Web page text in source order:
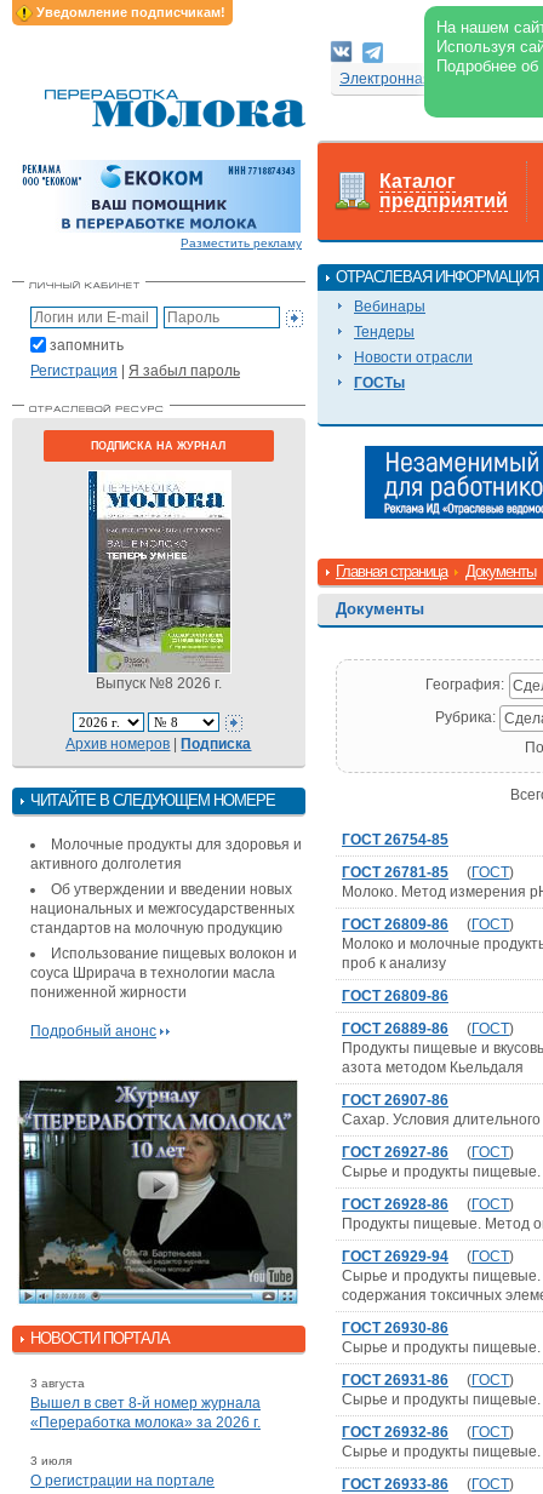
Уведомление подписчикам!
На нашем
Используя
Подробнее
Электронная версия
Разместить рекламу
запомнить
Регистрация | Я забыл пароль
ПОДПИСКА НА ЖУРНАЛ
Выпуск №8 2026 г.
Архив номеров |Подписка
ЧИТАЙТЕ В СЛЕДУЮЩЕМ НОМЕРЕ
Молочные продукты для здоровья и
активного долголетия
Об утверждении и введении новых
национальных и межгосударственных
стандартов на молочную продукцию
Использование пищевых волокон и
соуса Шрирача в технологии масла
пониженной жирности
Подробный анонс
НОВОСТИ ПОРТАЛА
3 августа
Вышел в свет 8-й номер журнала
«Переработка молока» за 2026 г.
3 июля
О регистрации на портале
Каталог
предприятий
ОТРАСЛЕВАЯ ИНФОРМАЦИЯ
Вебинары
Тендеры
Новости отрасли
ГОСТы
Главная страница Документы
Документы
География:
Рубрика:
ГОСТ 26754-85
ГОСТ 26781-85 (ГОСТ)
Молоко. Метод измерения
ГОСТ 26809-86 (ГОСТ)
Молоко и молочные
проб к анализу
ГОСТ 26809-86
ГОСТ 26889-86 (ГОСТ)
Продукты пищевые и
азота методом Кьельдаля
ГОСТ 26907-86
Сахар. Условия
ГОСТ 26927-86 (ГОСТ)
Сырье и продукты
ГОСТ 26928-86 (ГОСТ)
Продукты пищевые. Метод
ГОСТ 26929-94 (ГОСТ)
Сырье и продукты пищевые.
содержания токсичных
ГОСТ 26930-86
Сырье и продукты
ГОСТ 26931-86 (ГОСТ)
Сырье и продукты
ГОСТ 26932-86 (ГОСТ)
Сырье и продукты
ГОСТ 26933-86 (ГОСТ)